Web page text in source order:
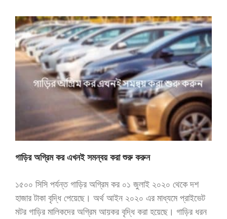
গাড়ির অগ্রিম কর এখনই সমন্বয় করা শুরু করুন
১৫০০ সিসি পর্যন্ত গাড়ির অগ্রিম কর ০১ জুলাই ২০২০ থেকে দশ
হাজার টাকা বৃদ্ধি পেয়েছে। অর্থ আইন ২০২০ এর মাধ্যমে প্রাইভেট
মটর গাড়ির মালিকদের অগ্রিম আয়কর বৃদ্ধি করা হয়েছে। গাড়ির ধরন